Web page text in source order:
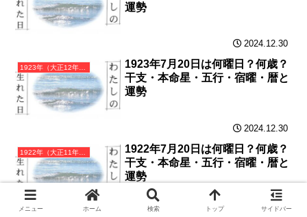
運勢
2024.12.30
1923年（大正12年）癸亥（みずのとい）・亥年カレンダー（月曜はじまり）
1923年7月20日は何曜日？何歳？
干支・本命星・五行・宿曜・暦と
運勢
2024.12.30
1922年（大正11年）壬戌（みずのえいぬ）・戌年カレンダー（月曜はじまり）
1922年7月20日は何曜日？何歳？
干支・本命星・五行・宿曜・暦と
運勢
2024.12.29
メニュー ホーム 検索 トップ サイドバー